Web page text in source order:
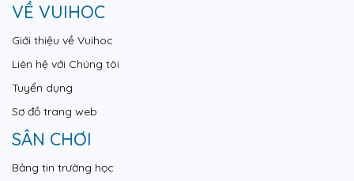
VỀ VUIHOC
Giới thiệu về Vuihoc
Liên hệ với Chúng tôi
Tuyển dụng
Sơ đồ trang web
SÂN CHƠI
Bảng tin trường học